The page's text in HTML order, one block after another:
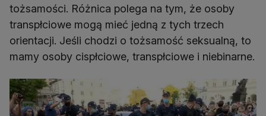
tożsamości. Różnica polega na tym, że osoby
transpłciowe mogą mieć jedną z tych trzech
orientacji. Jeśli chodzi o tożsamość seksualną, to
mamy osoby cispłciowe, transpłciowe i niebinarne.